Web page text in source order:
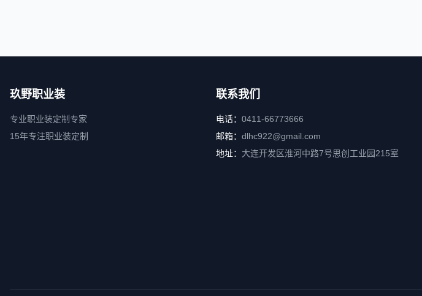
玖野职业装
专业职业装定制专家
15年专注职业装定制
联系我们
电话： 0411-66773666
邮箱： dlhc922@gmail.com
地址： 大连开发区淮河中路7号思创工业园215室